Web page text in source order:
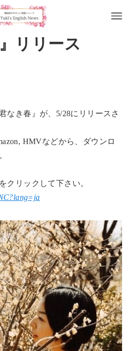
リリース
なき春』が、5/28にリリースさ
HMVなどから、ダウンロ
クリックして下さい。